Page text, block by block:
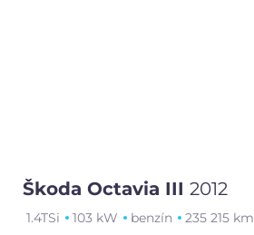
Škoda Octavia III2012
1.4TSi 103 kW benzín 235 215 km